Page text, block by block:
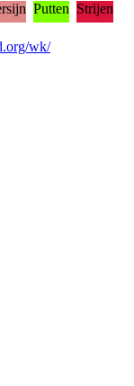
Putten Strijen
wk/